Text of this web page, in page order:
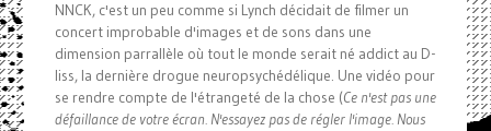
NNCK, c'est un peu comme si Lynch décidait de filmer un
concert improbable d'images et de sons dans une
dimension parrallèle où tout le monde serait né addict au D-
liss, la dernière drogue neuropsychédélique. Une vidéo pour
se rendre compte de l'étrangeté de la chose (Ce n'est pas une
défaillance de votre écran. N'essayez pas de régler l'image. Nous